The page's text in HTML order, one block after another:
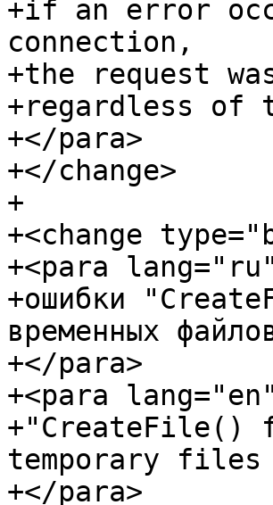
+if an error
connection,
+the request
+regardless of
+</para>
+</change>
+
+<change
+<para
+ошибки
временных
+</para>
+<para
+"CreateFile()
temporary files
+</para>